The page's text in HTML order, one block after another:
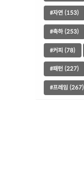
#자연 (153)
#축하 (253)
#커피 (78)
#패턴 (227)
#프레임 (267)